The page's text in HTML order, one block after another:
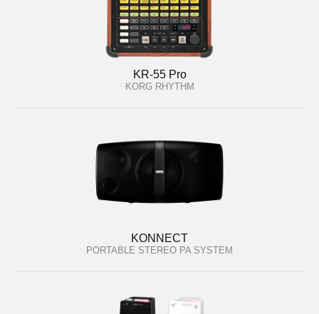
KR-55 Pro
KORG RHYTHM
KONNECT
PORTABLE STEREO PA SYSTEM